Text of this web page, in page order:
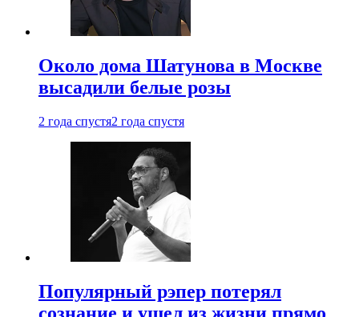
Около дома Шатунова в Москве
высадили белые розы
2 года спустя2 года спустя
Популярный рэпер потерял
сознание и ушел из жизни прямо